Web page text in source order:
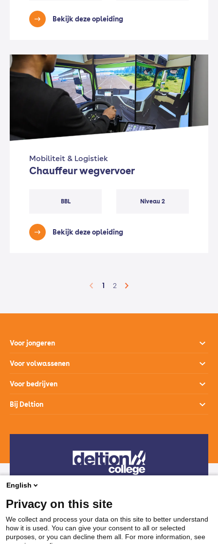
Bekijk deze opleiding
Mobiliteit & Logistiek
Chauffeur wegvervoer
BBL Niveau 2
Bekijk deze opleiding
1 2
Voor jongeren
Opleidingen
Open dagen
Studiekeuzehulp
Hoe werkt het mbo
Voor decanen
Voor volwassenen
Opleidingen
Loopbaanontwikkeling
SprintLyceum
Voor bedrijven
Opleidingen
Branches
Subsidies voor bedrijven
Bedrijvenloket en accountmanagers
Bij Deltion
Route
Restaurants & Leerbedrijven
038 850 30 00
Mail contact
English
Privacy on this site
We collect and process your data on this site to better understand
how it is used. You can give your consent to all or selected
purposes, or you can decline them all. For more information, see